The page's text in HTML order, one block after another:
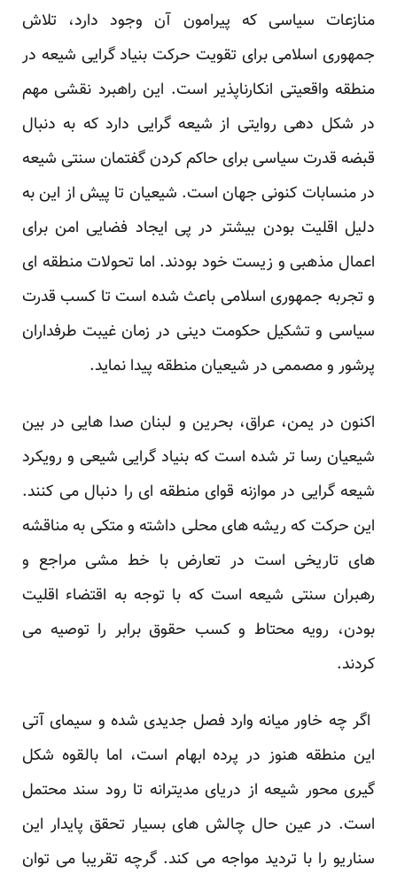
منازعات سیاسی که پیرامون آن وجود دارد، تلاش
جمهوری اسلامی برای تقویت حرکت بنیاد گرایی شیعه در
منطقه واقعیتی انکارناپذیر است. این راهبرد نقشی مهم
در شکل دهی روایتی از شیعه گرایی دارد که به دنبال
قبضه قدرت سیاسی برای حاکم کردن گفتمان سنتی شیعه
در منسابات کنونی جهان است. شیعیان تا پیش از این به
دلیل اقلیت بودن بیشتر در پی ایجاد فضایی امن برای
اعمال مذهبی و زیست خود بودند. اما تحولات منطقه ای
و تجربه جمهوری اسلامی باعث شده است تا کسب قدرت
سیاسی و تشکیل حکومت دینی در زمان غیبت طرفداران
پرشور و مصممی در شیعیان منطقه پیدا نماید.
اکنون در یمن، عراق، بحرین و لبنان صدا هایی در بین
شیعیان رسا تر شده است که بنیاد گرایی شیعی و رویکرد
شیعه گرایی در موازنه قوای منطقه ای را دنبال می کنند.
این حرکت که ریشه های محلی داشته و متکی به مناقشه
های تاریخی است در تعارض با خط مشی مراجع و
رهبران سنتی شیعه است که با توجه به اقتضاء اقلیت
بودن، رویه محتاط و کسب حقوق برابر را توصیه می
کردند.
اگر چه خاور میانه وارد فصل جدیدی شده و سیمای آتی
این منطقه هنوز در پرده ابهام است، اما بالقوه شکل
گیری محور شیعه از دریای مدیترانه تا رود سند محتمل
است. در عین حال چالش های بسیار تحقق پایدار این
سناریو را با تردید مواجه می کند. گرچه تقریبا می توان